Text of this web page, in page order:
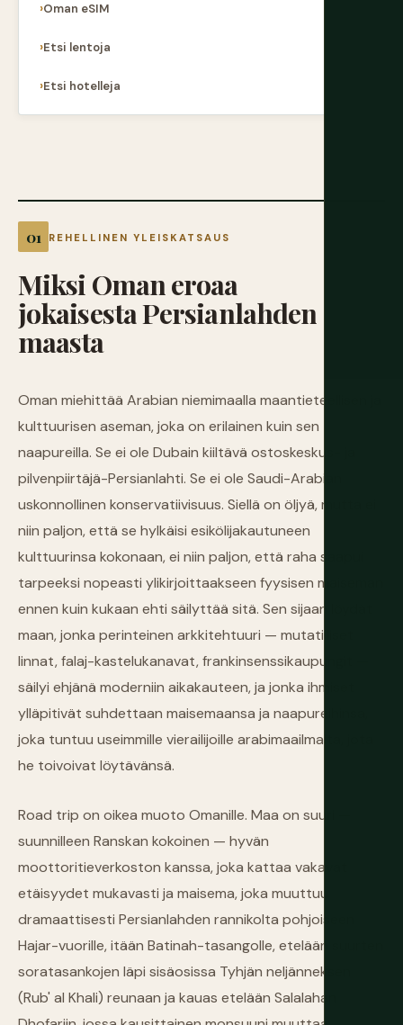
REHELLINEN YLEISKATSAUS
Miksi Omaneroaa
jokaisestaPersianlahden
maasta
Oman miehittää Arabian niemimaalla maantieteellisen ja
kulttuurisen aseman, joka on erilainen kuin sen
naapureilla. Se ei ole Dubain kiiltävä ostoskeskus- ja
pilvenpiirtäjä-Persianlahti. Se ei ole Saudi-Arabian
uskonnollinen konservatiivisuus. Siellä on öljyä, mutta ei
niin paljon, että se hylkäisi esikölijakautuneen
kulttuurinsa kokonaan, ei niin paljon, että raha saapui
tarpeeksi nopeasti ylikirjoittaakseen fyysisen maiseman
ennen kuin kukaan ehti säilyttää sitä. Sen sijaan löydät
maan, jonka perinteinen arkkitehtuuri — mutatiiliset
linnat, falaj-kastelukanavat, frankinsenssikaupungit —
säilyi ehjänä moderniin aikakauteen, ja jonka ihmiset
ylläpitivät suhdettaan maisemaansa ja naapureihinsa,
joka tuntuu useimmille vierailijoille arabimaailmalta, jota
he toivoivat löytävänsä.
Road trip on oikea muoto Omanille. Maa on suuri —
suunnilleen Ranskan kokoinen — hyvän
moottoritieverkoston kanssa, joka kattaa vakavat
etäisyydet mukavasti ja maisema, joka muuttuu
dramaattisesti Persianlahden rannikolta pohjoiseen
Hajar-vuorille, itään Batinah-tasangolle, etelään suurten
soratasankojen läpi sisäosissa Tyhjän neljänneksen
(Rub' al Khali) reunaan ja kauas etelään Salalahan
Oman eSIM
Etsi lentoja
Etsi hotelleja